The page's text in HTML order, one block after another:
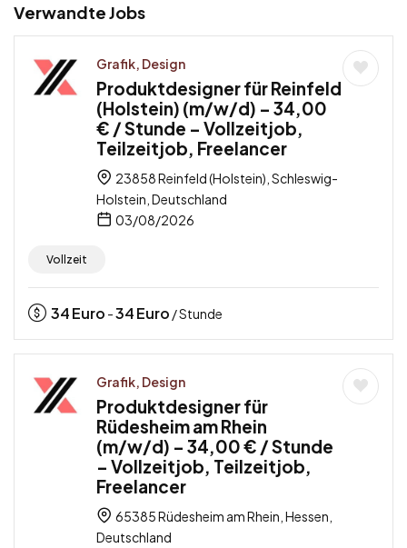
Verwandte Jobs
Grafik, Design
Produktdesigner für Reinfeld
(Holstein) (m/w/d) – 34,00
€ / Stunde – Vollzeitjob,
Teilzeitjob, Freelancer
23858 Reinfeld (Holstein), Schleswig-
Holstein, Deutschland
03/08/2026
Vollzeit
34Euro -34Euro / Stunde
Grafik, Design
Produktdesigner für
Rüdesheim am Rhein
(m/w/d) – 34,00 € / Stunde
– Vollzeitjob, Teilzeitjob,
Freelancer
65385 Rüdesheim am Rhein, Hessen,
Deutschland